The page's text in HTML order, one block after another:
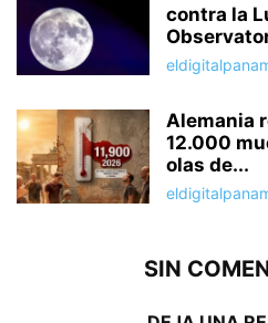
contra la
Alemania
12.000
olas de...
SIN